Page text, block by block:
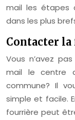
mail les étapes
dans les plus
Contacter
Vous n’avez
mail le centre
commune? Il
simple et facile.
fourrière peut